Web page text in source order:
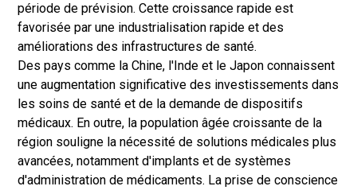
période de prévision. Cette croissance rapide est
favorisée par une industrialisation rapide et des
améliorations des infrastructures de santé.
Des pays comme la Chine, l'Inde et le Japon connaissent
une augmentation significative des investissements dans
les soins de santé et de la demande de dispositifs
médicaux. En outre, la population âgée croissante de la
région souligne la nécessité de solutions médicales plus
avancées, notamment d'implants et de systèmes
d'administration de médicaments. La prise de conscience